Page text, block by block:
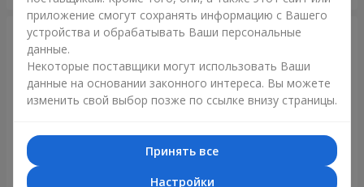
приложение смогут сохранять информацию с Вашего
устройства и обрабатывать Ваши персональные
данные.
Некоторые поставщики могут использовать Ваши
данные на основании законного интереса. Вы можете
изменить свой выбор позже по ссылке внизу страницы.
Принять все
Настройки